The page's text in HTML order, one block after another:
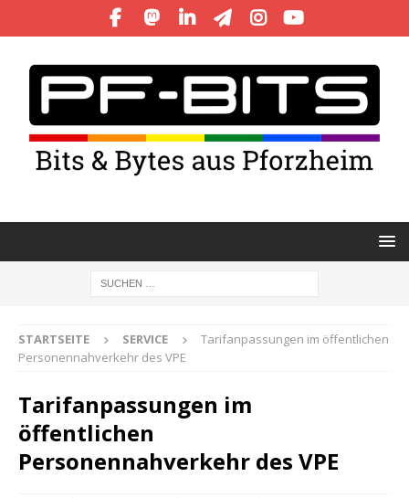
STARTSEITE SERVICE
Tarifanpassungen im öffentlichen
Personennahverkehr des VPE
Tarifanpassungen im
öffentlichen
Personennahverkehr des VPE